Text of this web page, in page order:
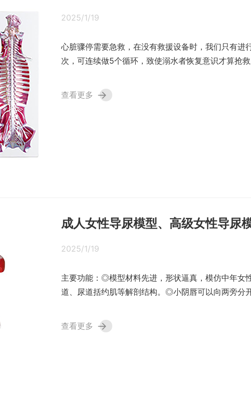
2025/1/19
心脏骤停需要急救，在没有救援设备时，我们只有
次，可连续做5个循环，致使溺水者恢复意识才算抢
查看更多 →
成人女性导尿模型、高级女性导尿
2025/1/19
主要功能：◎模型材料先进，形状逼真，模仿中年
道、尿道括约肌等解剖结构。◎小阴唇可以向两旁分
查看更多 →